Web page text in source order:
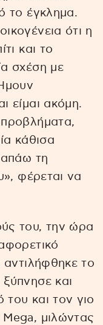
το έγκλημα.
ότι η
και το
σχέση με
είμαι ακόμη.
κάθισα
τη
φέρεται να
του, την ώρα
αντιλήφθηκε το
και
και τον γιο
μιλώντας